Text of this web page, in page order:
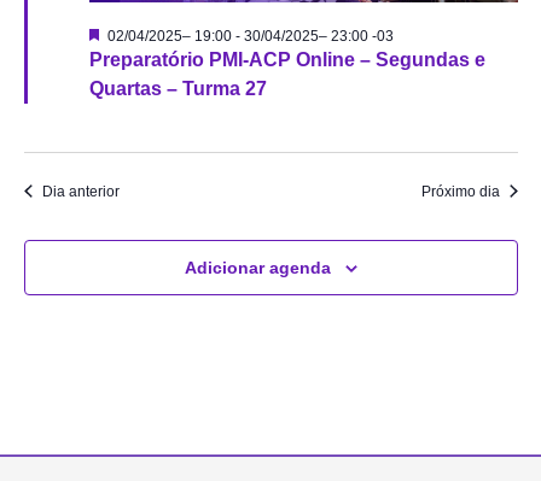
Preparatório PMI-ACP Online – Segundas e
Quartas – Turma 27
Destacado
02/04/2025– 19:00- 30/04/2025– 23:00 -03
Dia anterior Próximo dia
Adicionar agenda